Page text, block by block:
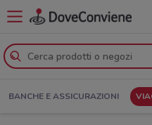
BANCHE E ASSICURAZIONI